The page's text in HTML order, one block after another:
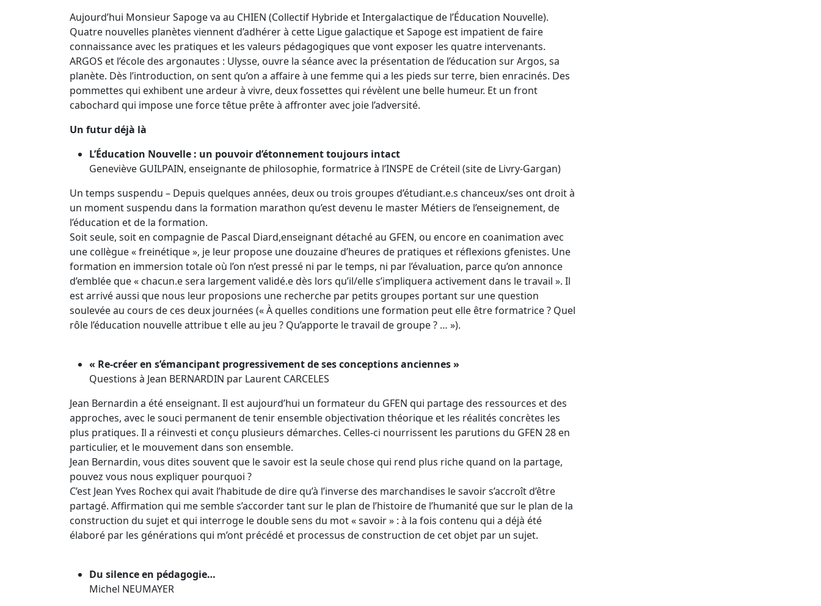
Aujourd’hui Monsieur Sapoge va au CHIEN (Collectif Hybride et Intergalactique de l’Éducation Nouvelle).
Quatre nouvelles planètes viennent d’adhérer à cette Ligue galactique et Sapoge est impatient de faire
connaissance avec les pratiques et les valeurs pédagogiques que vont exposer les quatre intervenants.
ARGOS et l’école des argonautes : Ulysse, ouvre la séance avec la présentation de l’éducation sur Argos, sa
planète. Dès l’introduction, on sent qu’on a affaire à une femme qui a les pieds sur terre, bien enracinés. Des
pommettes qui exhibent une ardeur à vivre, deux fossettes qui révèlent une belle humeur. Et un front
cabochard qui impose une force têtue prête à affronter avec joie l’adversité.
Un futur déjà là
L’Éducation Nouvelle : un pouvoir d’étonnement toujours intact
Geneviève GUILPAIN, enseignante de philosophie, formatrice à l’INSPE de Créteil (site de Livry-Gargan)
Un temps suspendu – Depuis quelques années, deux ou trois groupes d’étudiant.e.s chanceux/ses ont droit à
un moment suspendu dans la formation marathon qu’est devenu le master Métiers de l’enseignement, de
l’éducation et de la formation.
Soit seule, soit en compagnie de Pascal Diard,enseignant détaché au GFEN, ou encore en coanimation avec
une collègue « freinétique », je leur propose une douzaine d’heures de pratiques et réflexions gfenistes. Une
formation en immersion totale où l’on n’est pressé ni par le temps, ni par l’évaluation, parce qu’on annonce
d’emblée que « chacun.e sera largement validé.e dès lors qu’il/elle s’impliquera activement dans le travail ». Il
est arrivé aussi que nous leur proposions une recherche par petits groupes portant sur une question
soulevée au cours de ces deux journées (« À quelles conditions une formation peut elle être formatrice ? Quel
rôle l’éducation nouvelle attribue t elle au jeu ? Qu’apporte le travail de groupe ? … »).
« Re-créer en s’émancipant progressivement de ses conceptions anciennes »
Questions à Jean BERNARDIN par Laurent CARCELES
Jean Bernardin a été enseignant. Il est aujourd’hui un formateur du GFEN qui partage des ressources et des
approches, avec le souci permanent de tenir ensemble objectivation théorique et les réalités concrètes les
plus pratiques. Il a réinvesti et conçu plusieurs démarches. Celles-ci nourrissent les parutions du GFEN 28 en
particulier, et le mouvement dans son ensemble.
Jean Bernardin, vous dites souvent que le savoir est la seule chose qui rend plus riche quand on la partage,
pouvez vous nous expliquer pourquoi ?
C’est Jean Yves Rochex qui avait l’habitude de dire qu’à l’inverse des marchandises le savoir s’accroît d’être
partagé. Affirmation qui me semble s’accorder tant sur le plan de l’histoire de l’humanité que sur le plan de la
construction du sujet et qui interroge le double sens du mot « savoir » : à la fois contenu qui a déjà été
élaboré par les générations qui m’ont précédé et processus de construction de cet objet par un sujet.
Du silence en pédagogie…
Michel NEUMAYER